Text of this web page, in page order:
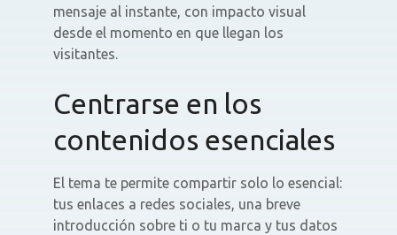
mensaje al instante, con impacto visual
desde el momento en que llegan los
visitantes.
Centrarse en los
contenidos esenciales
El tema te permite compartir solo lo esencial:
tus enlaces a redes sociales, una breve
introducción sobre ti o tu marca y tus datos